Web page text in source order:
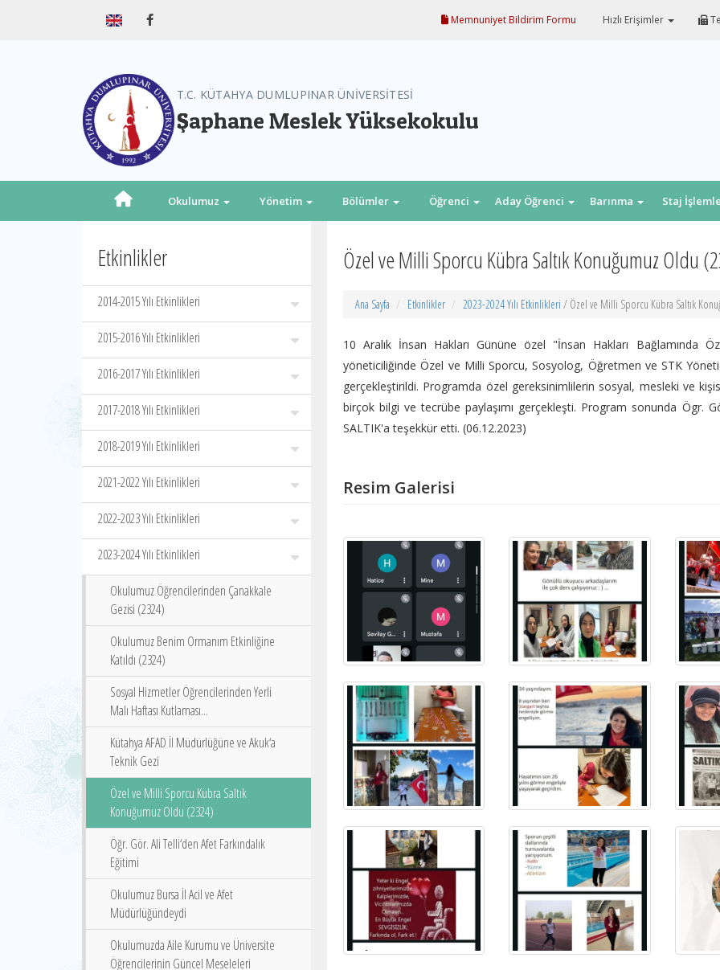
Memnuniyet Bildirim Formu Hızlı Erişimler
T.C. KÜTAHYA DUMLUPINAR ÜNİVERSİTESİ
Şaphane Meslek Yüksekokulu
Okulumuz Yönetim Bölümler Öğrenci Aday Öğrenci Barınma Staj
Etkinlikler
2014-2015 Yılı Etkinlikleri
2015-2016 Yılı Etkinlikleri
2016-2017 Yılı Etkinlikleri
2017-2018 Yılı Etkinlikleri
2018-2019 Yılı Etkinlikleri
2021-2022 Yılı Etkinlikleri
2022-2023 Yılı Etkinlikleri
2023-2024 Yılı Etkinlikleri
Okulumuz Öğrencilerinden Çanakkale
Gezisi (2324)
Okulumuz Benim Ormanım Etkinliğine
Katıldı (2324)
Sosyal Hizmetler Öğrencilerinden Yerli
Malı Haftası Kutlaması...
Kütahya AFAD İl Müdürlüğüne ve Akuk‘a
Teknik Gezi
Özel ve Milli Sporcu Kübra Saltık
Konuğumuz Oldu (2324)
Öğr. Gör. Ali Telli‘den Afet Farkındalık
Eğitimi
Okulumuz Bursa İl Acil ve Afet
Müdürlüğündeydi
Okulumuzda Aile Kurumu ve Üniversite
Öğrencilerinin Güncel Meseleleri
Özel ve Milli Sporcu Kübra Saltık Konuğumuz Oldu
Ana Sayfa Etkinlikler 2023-2024 Yılı Etkinlikleri / Özel ve Milli Sporcu Kübra Saltık
10 Aralık İnsan Hakları Gününe özel "İnsan Hakları Bağlamında
yöneticiliğinde Özel ve Milli Sporcu, Sosyolog, Öğretmen ve STK
gerçekleştirildi. Programda özel gereksinimlilerin sosyal, mesleki ve
birçok bilgi ve tecrübe paylaşımı gerçekleşti. Program sonunda Ögr.
SALTIK'a teşekkür etti. (06.12.2023)
Resim Galerisi